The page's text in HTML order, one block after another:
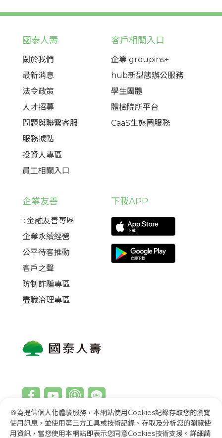
🍪為提供個人化體驗服務，本網站使用Cookies記錄存取您的瀏覽
使用訊息，並使用第三方工具或技術記錄、存取及分析您的瀏覽使
用資訊，當您使用本網站即表示您同意Cookies技術支援。詳細請
國泰人壽
關於我們
最新消息
法令政策
人才招募
問題與聯繫客服
服務據點
投資人專區
員工相關入口
客戶相關入口
企業 groupins+
hub新型態辦公服務
學生團體
體檢院所平台
CaaS生態圈服務
企業友善
:::金融友善專區
企業永續經營
公平待客推動
客戶之聲
防制詐騙專區
盡職治理專區
下載APP